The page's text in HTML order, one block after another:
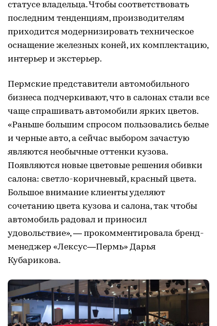
статусе владельца. Чтобы соответствовать
последним тенденциям, производителям
приходится модернизировать техническое
оснащение железных коней, их комплектацию,
интерьер и экстерьер.
Пермские представители автомобильного
бизнеса подчеркивают, что в салонах стали все
чаще спрашивать автомобили ярких цветов.
«Раньше большим спросом пользовались белые
и черные авто, а сейчас выбором зачастую
являются необычные оттенки кузова.
Появляются новые цветовые решения обивки
салона: светло-коричневый, красный цвета.
Большое внимание клиенты уделяют
сочетанию цвета кузова и салона, так чтобы
автомобиль радовал и приносил
удовольствие», — прокомментировала бренд-
менеджер «Лексус—Пермь» Дарья
Кубарикова.